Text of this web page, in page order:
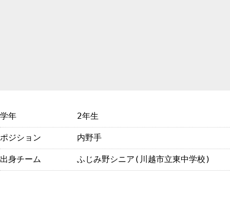
学年 2年生
ポジション 内野手
出身チーム ふじみ野シニア(川越市立東中学校)